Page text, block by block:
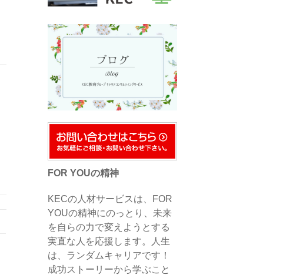
FOR YOUの精神
KECの人材サービスは、FOR
YOUの精神にのっとり、未来
を自らの力で変えようとする
実直な人を応援します。人生
は、ランダムキャリアです！
成功ストーリーから学ぶこと